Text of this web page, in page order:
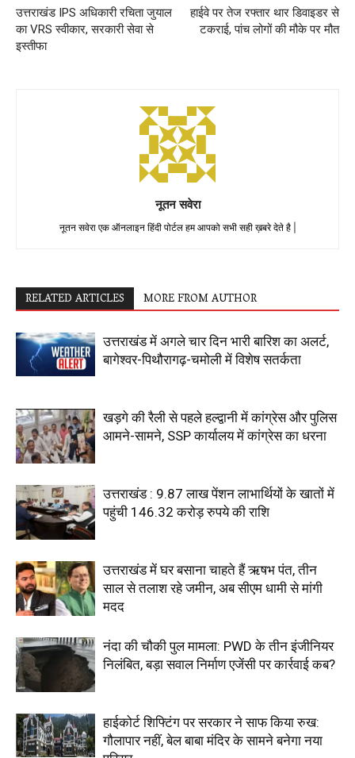
उत्तराखंड IPS अधिकारी रचिता जुयाल
का VRS स्वीकार, सरकारी सेवा से
इस्तीफा
हाईवे पर तेज रफ्तार थार डिवाइडर से
टकराई, पांच लोगों की मौके पर मौत
नूतन सवेरा
नूतन सवेरा एक ऑनलाइन हिंदी पोर्टल हम आपको सभी सही ख़बरे देते है |
RELATED ARTICLES MORE FROM AUTHOR
उत्तराखंड में अगले चार दिन भारी बारिश का अलर्ट,
बागेश्वर-पिथौरागढ़-चमोली में विशेष सतर्कता
खड़गे की रैली से पहले हल्द्वानी में कांग्रेस और पुलिस
आमने-सामने, SSP कार्यालय में कांग्रेस का धरना
उत्तराखंड : 9.87 लाख पेंशन लाभार्थियों के खातों में
पहुंची 146.32 करोड़ रुपये की राशि
उत्तराखंड में घर बसाना चाहते हैं ऋषभ पंत, तीन
साल से तलाश रहे जमीन, अब सीएम धामी से मांगी
मदद
नंदा की चौकी पुल मामला: PWD के तीन इंजीनियर
निलंबित, बड़ा सवाल निर्माण एजेंसी पर कार्रवाई कब?
हाईकोर्ट शिफ्टिंग पर सरकार ने साफ किया रुख:
गौलापार नहीं, बेल बाबा मंदिर के सामने बनेगा नया